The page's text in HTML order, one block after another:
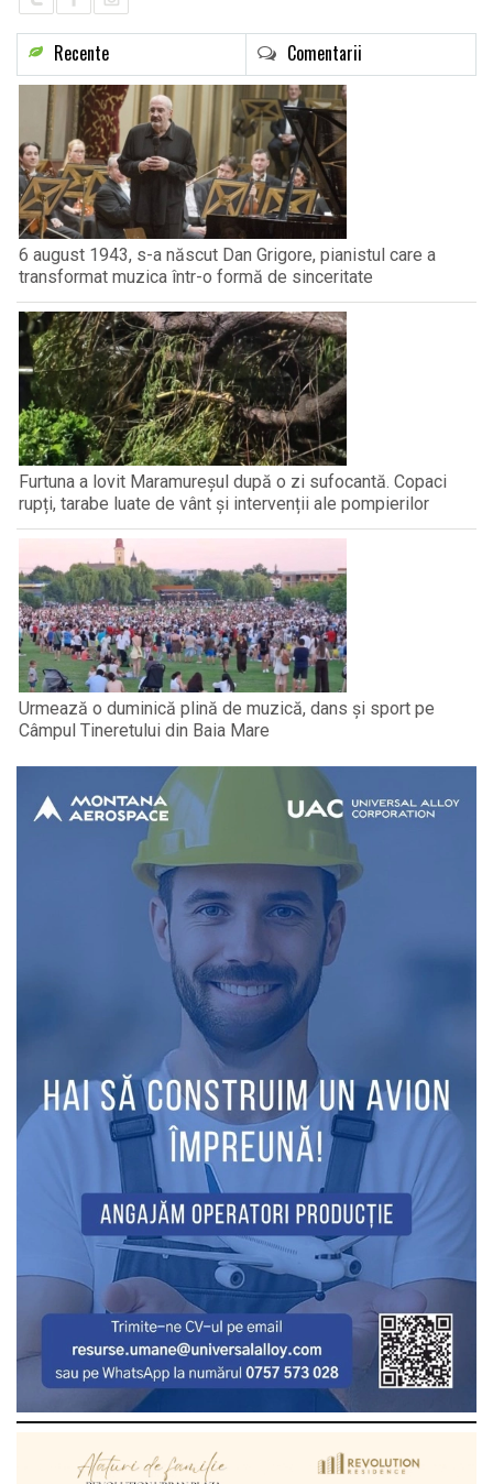
Recente Comentarii
6 august 1943, s-a născut Dan Grigore, pianistul care a
transformat muzica într-o formă de sinceritate
Furtuna a lovit Maramureșul după o zi sufocantă. Copaci
rupți, tarabe luate de vânt și intervenții ale pompierilor
Urmează o duminică plină de muzică, dans și sport pe
Câmpul Tineretului din Baia Mare